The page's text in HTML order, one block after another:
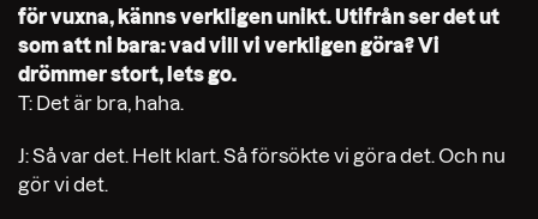
för vuxna, känns verkligen unikt. Utifrån ser det ut
som att ni bara: vad vill vi verkligen göra? Vi
drömmer stort, lets go.
T: Det är bra, haha.
J: Så var det. Helt klart. Så försökte vi göra det. Och nu
gör vi det.